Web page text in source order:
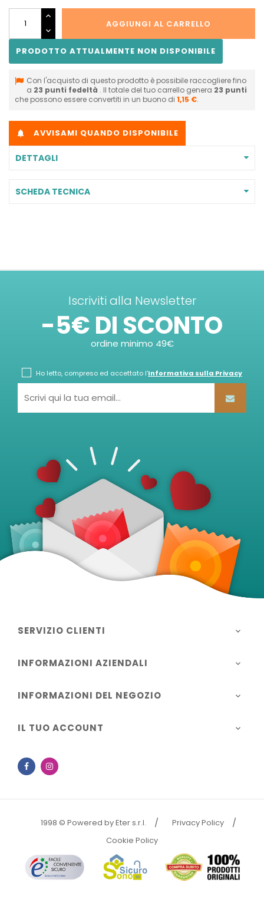
AGGIUNGI AL CARRELLO
PRODOTTO ATTUALMENTE NON DISPONIBILE
Con l'acquisto di questo prodotto è possibile raccogliere fino
a 23 punti fedeltà . Il totale del tuo carrello genera 23 punti
che possono essere convertiti in un buono di 1,15 €.
 AVVISAMI QUANDO DISPONIBILE
DETTAGLI
SCHEDA TECNICA
Iscriviti alla Newsletter
-5€ DI SCONTO
ordine minimo 49€
Ho letto, compreso ed accettato l'Informativa sulla Privacy
SERVIZIO CLIENTI 
INFORMAZIONI AZIENDALI 
INFORMAZIONI DEL NEGOZIO 
IL TUO ACCOUNT 
Facebook
1998 © Powered by Eter s.r.l.
Privacy Policy
Cookie Policy